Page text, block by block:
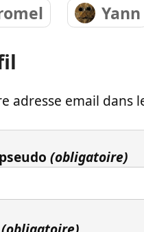
Yann
adresse email
(obligatoire)